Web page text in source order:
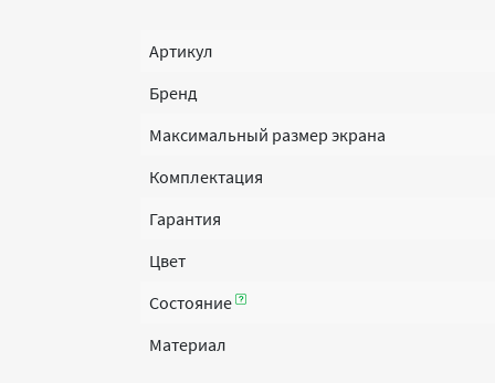
Артикул
Бренд
Максимальный размер экрана
Комплектация
Гарантия
Цвет
Состояние
Материал